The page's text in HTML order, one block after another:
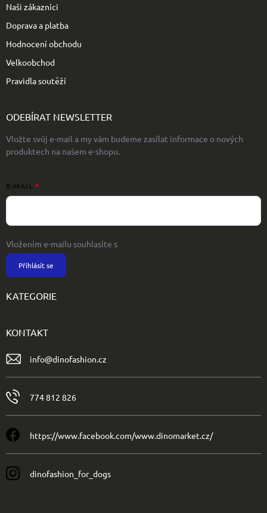
Naši zákazníci
Doprava a platba
Hodnocení obchodu
Velkoobchod
Pravidla soutěží
ODEBÍRAT NEWSLETTER
Vložte svůj e-mail a my vám budeme zasílat informace o nových
produktech na našem e-shopu.
E-MAIL
Vložením e-mailu souhlasíte s
Přihlásit se
KATEGORIE
KONTAKT
info@dinofashion.cz
774 812 826
https://www.facebook.com/www.dinomarket.cz/
dinofashion_for_dogs